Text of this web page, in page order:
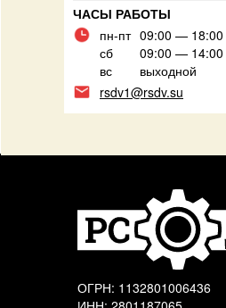
ЧАСЫ РАБОТЫ
пн-пт 09:00 — 18:00
сб
09:00 — 14:00
вс
выходной
rsdv1@rsdv.su
ОГРН: 1132801006436